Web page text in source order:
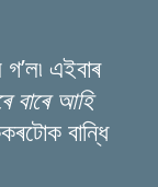
এইবাৰ
বাৰে আহি
বান্ধি